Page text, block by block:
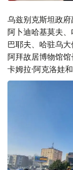
乌兹别克斯坦政
阿卜迪哈基莫夫
巴耶夫、哈驻乌
阿拜故居博物馆
卡姆拉·阿克洛娃